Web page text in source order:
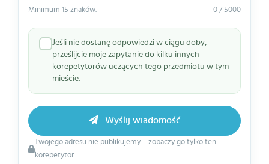
Minimum 15 znaków. 0 / 5000
Jeśli nie dostanę odpowiedzi w ciągu doby,
prześlijcie moje zapytanie do kilku innych
korepetytorów uczących tego przedmiotu w tym
mieście.
Twojego adresu nie publikujemy – zobaczy go tylko ten
korepetytor.
Wyślij wiadomość